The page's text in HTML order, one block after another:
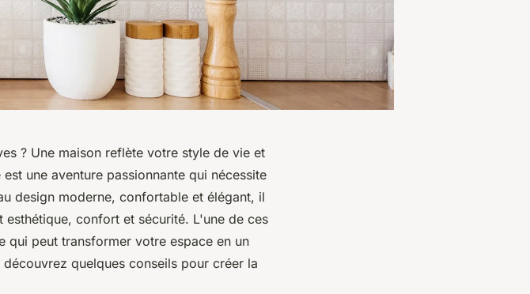
? Une maison reflète votre style de vie et
une aventure passionnante qui nécessite
design moderne, confortable et élégant, il
confort et sécurité. L'une de ces
qui peut transformer votre espace en un
quelques conseils pour créer la